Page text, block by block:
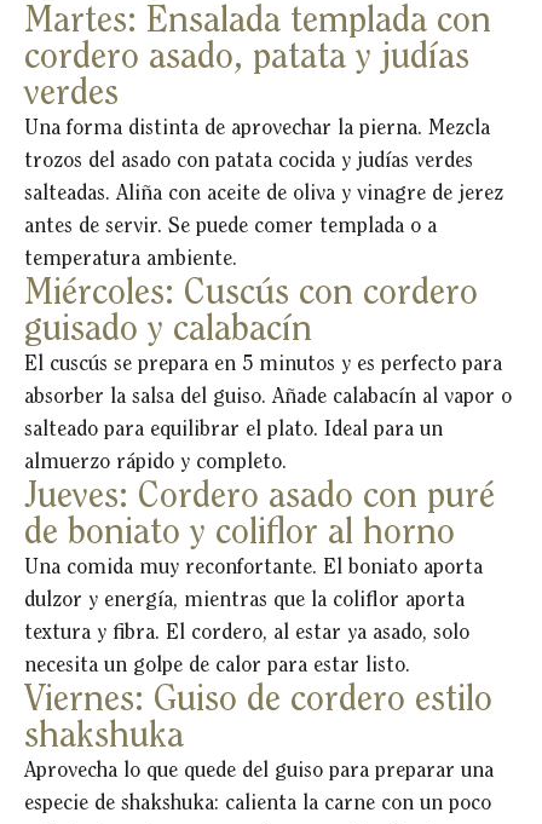
Martes: Ensalada templada con
cordero asado, patata y judías
verdes
Una forma distinta de aprovechar la pierna. Mezcla
trozos del asado con patata cocida y judías verdes
salteadas. Aliña con aceite de oliva y vinagre de jerez
antes de servir. Se puede comer templada o a
temperatura ambiente.
Miércoles: Cuscús con cordero
guisado y calabacín
El cuscús se prepara en 5 minutos y es perfecto para
absorber la salsa del guiso. Añade calabacín al vapor o
salteado para equilibrar el plato. Ideal para un
almuerzo rápido y completo.
Jueves: Cordero asado con puré
de boniato y coliflor al horno
Una comida muy reconfortante. El boniato aporta
dulzor y energía, mientras que la coliflor aporta
textura y fibra. El cordero, al estar ya asado, solo
necesita un golpe de calor para estar listo.
Viernes: Guiso de cordero estilo
shakshuka
Aprovecha lo que quede del guiso para preparar una
especie de shakshuka: calienta la carne con un poco